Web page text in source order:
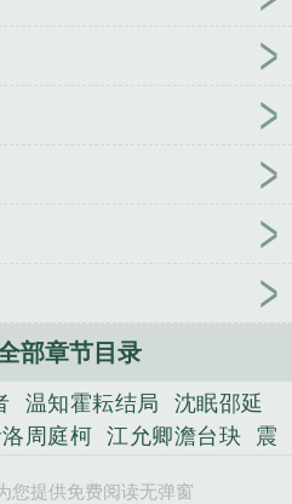
部章节目录
温知霍耘结局
沈眠邵延
周庭柯 江允卿澹台玦
震
您提供免费阅读无弹窗